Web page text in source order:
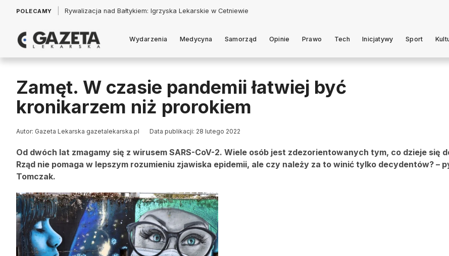
POLECAMY Łukasz Jankowski: Politycy w pogoni za króliczkiem
Wydarzenia Medycyna Samorząd Opinie Prawo Tech Inicjatywy Sport
Zamęt. W czasie pandemii łatwiej być
kronikarzem niż prorokiem
Autor: Gazeta Lekarska gazetalekarska.pl Data publikacji: 28 lutego 2022
Od dwóch lat zmagamy się z wirusem SARS-CoV-2. Wiele osób jest zdezorientowanych tym, co dzieje się
Rząd nie pomaga w lepszym rozumieniu zjawiska epidemii, ale czy należy za to winić tylko decydentów? –
Tomczak.